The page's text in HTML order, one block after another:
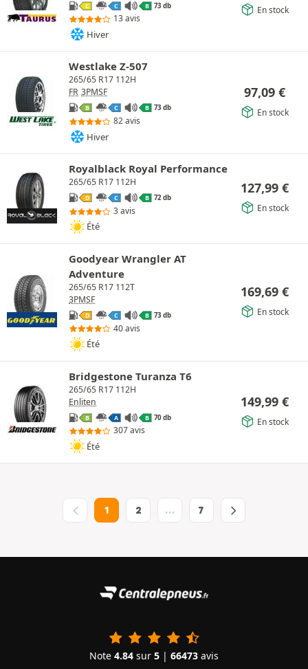
C C B 73 db
13 avis
Hiver
En stock
Westlake Z-507
265/65 R17 112H
FR 3PMSF
B C B 73 db
82 avis
Hiver
97,09 €
En stock
Royalblack Royal Performance
265/65 R17 112H
D C B 72 db
3 avis
Été
127,99 €
En stock
Goodyear Wrangler AT
Adventure
265/65 R17 112T
3PMSF
D C B 73 db
40 avis
Été
169,69 €
En stock
Bridgestone Turanza T6
265/65 R17 112H
Enliten
B A B 70 db
307 avis
Été
149,99 €
En stock
1 2 … 7
Note 4.84 sur 5 | 66473 avis